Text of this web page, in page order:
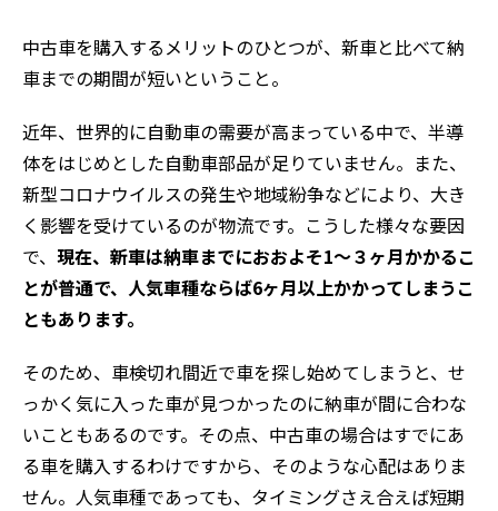
中古車を購入するメリットのひとつが、新車と比べて納
車までの期間が短いということ。
近年、世界的に自動車の需要が高まっている中で、半導
体をはじめとした自動車部品が足りていません。また、
新型コロナウイルスの発生や地域紛争などにより、大き
く影響を受けているのが物流です。こうした様々な要因
で、 現在、新車は納車までにおおよそ1～３ヶ月かかるこ
とが普通で、人気車種ならば6ヶ月以上かかってしまうこ
ともあります。
そのため、車検切れ間近で車を探し始めてしまうと、せ
っかく気に入った車が見つかったのに納車が間に合わな
いこともあるのです。その点、中古車の場合はすでにあ
る車を購入するわけですから、そのような心配はありま
せん。人気車種であっても、タイミングさえ合えば短期